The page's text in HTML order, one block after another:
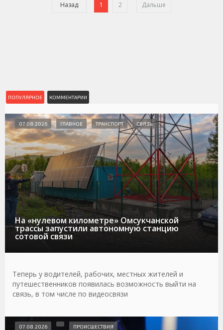
Назад 1 2 Дальше
ПОПУЛЯРНОЕ КОММЕНТАРИИ
На «нулевом километре» Омсукчанской
трассы запустили автономную станцию
сотовой связи
07.08.2026 ГЛАВНОЕ ТРАНСПОРТ СВЯЗЬ
Теперь у водителей, рабочих, местных жителей и
путешественников появилась возможность выйти на
связь, в том числе по видеосвязи
07.08.2026 ПРОИСШЕСТВИЯ